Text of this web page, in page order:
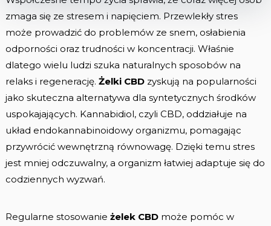
zmaga się ze stresem i napięciem. Przewlekły stres
może prowadzić do problemów ze snem, osłabienia
odporności oraz trudności w koncentracji. Właśnie
dlatego wielu ludzi szuka naturalnych sposobów na
relaks i regenerację. Żelki CBDzyskują na popularności
jako skuteczna alternatywa dla syntetycznych środków
uspokajających. Kannabidiol, czyli CBD, oddziałuje na
układ endokannabinoidowy organizmu, pomagając
przywrócić wewnętrzną równowagę. Dzięki temu stres
jest mniej odczuwalny, a organizm łatwiej adaptuje się do
codziennych wyzwań.
Regularne stosowanie żelek CBDmoże pomóc w